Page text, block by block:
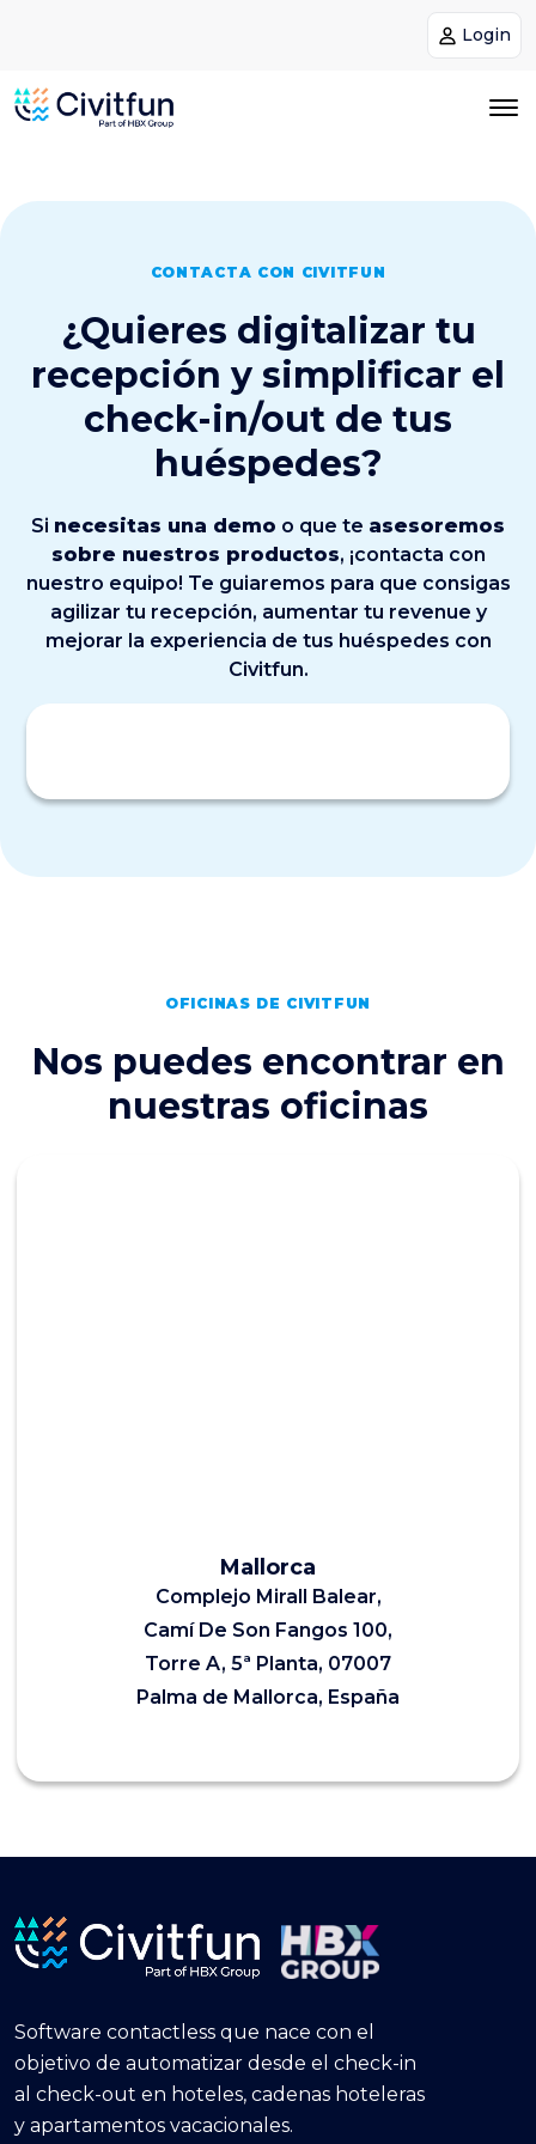
Login
CONTACTA CON CIVITFUN
¿Quieres digitalizar tu
recepción y simplificar el
check-in/out de tus
huéspedes?
Si necesitas una demo o que te asesoremos
sobre nuestros productos, ¡contacta con
nuestro equipo! Te guiaremos para que consigas
agilizar tu recepción, aumentar tu revenue y
mejorar la experiencia de tus huéspedes con
Civitfun.
OFICINAS DE CIVITFUN
Nos puedes encontrar en
nuestras oficinas
Mallorca
Complejo Mirall Balear,
Camí De Son Fangos 100,
Torre A, 5ª Planta, 07007
Palma de Mallorca, España
Software contactless que nace con el
objetivo de automatizar desde el check-in
al check-out en hoteles, cadenas hoteleras
y apartamentos vacacionales.